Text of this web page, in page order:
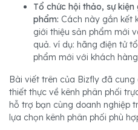
Tổ chức hội thảo, sự
phẩm: Cách này gắn kết
giới thiệu sản phẩm mới
quả. ví dụ: hãng điện tử
phẩm mới với khách
Bài viết trên của Bizfly đã
thiết thực về kênh phân phối
hỗ trợ bạn cùng doanh nghiệp
lựa chọn kênh phân phối phù